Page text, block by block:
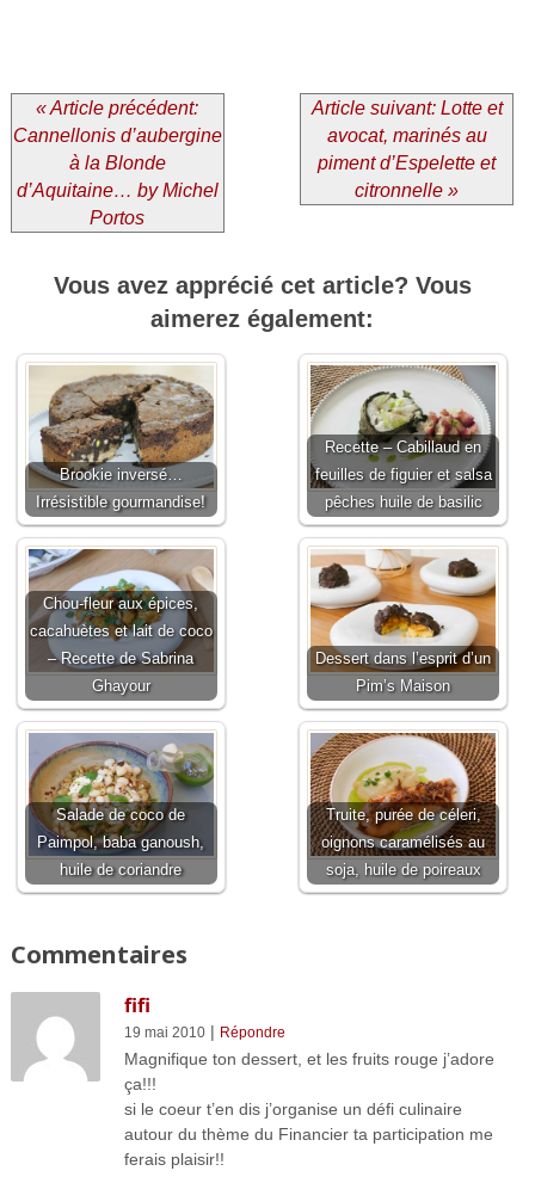
« Article précédent:
Cannellonis d’aubergine
à la Blonde
d’Aquitaine… by Michel
Portos
Article suivant: Lotte et
avocat, marinés au
piment d’Espelette et
citronnelle »
Vous avez apprécié cet article? Vous
aimerez également:
Brookie inversé…
Irrésistible gourmandise!
Recette – Cabillaud en
feuilles de figuier et salsa
pêches huile de basilic
Chou-fleur aux épices,
cacahuètes et lait de coco
– Recette de Sabrina
Ghayour
Dessert dans l’esprit d’un
Pim’s Maison
Salade de coco de
Paimpol, baba ganoush,
huile de coriandre
Truite, purée de céleri,
oignons caramélisés au
soja, huile de poireaux
Commentaires
fifi
19 mai 2010| Répondre
Magnifique ton dessert, et les fruits rouge j’adore
ça!!!
si le coeur t’en dis j’organise un défi culinaire
autour du thème du Financier ta participation me
ferais plaisir!!